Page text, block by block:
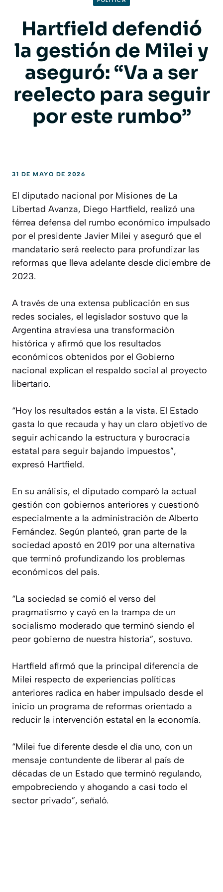
Hartfield defendió
la gestión de Milei y
aseguró: “Va a ser
reelecto para seguir
por este rumbo”
31 DE MAYO DE 2026
El diputado nacional por Misiones de La
Libertad Avanza, Diego Hartfield, realizó una
férrea defensa del rumbo económico impulsado
por el presidente Javier Milei y aseguró que el
mandatario será reelecto para profundizar las
reformas que lleva adelante desde diciembre de
2023.
A través de una extensa publicación en sus
redes sociales, el legislador sostuvo que la
Argentina atraviesa una transformación
histórica y afirmó que los resultados
económicos obtenidos por el Gobierno
nacional explican el respaldo social al proyecto
libertario.
“Hoy los resultados están a la vista. El Estado
gasta lo que recauda y hay un claro objetivo de
seguir achicando la estructura y burocracia
estatal para seguir bajando impuestos”,
expresó Hartfield.
En su análisis, el diputado comparó la actual
gestión con gobiernos anteriores y cuestionó
especialmente a la administración de Alberto
Fernández. Según planteó, gran parte de la
sociedad apostó en 2019 por una alternativa
que terminó profundizando los problemas
económicos del país.
“La sociedad se comió el verso del
pragmatismo y cayó en la trampa de un
socialismo moderado que terminó siendo el
peor gobierno de nuestra historia”, sostuvo.
Hartfield afirmó que la principal diferencia de
Milei respecto de experiencias políticas
anteriores radica en haber impulsado desde el
inicio un programa de reformas orientado a
reducir la intervención estatal en la economía.
“Milei fue diferente desde el día uno, con un
mensaje contundente de liberar al país de
décadas de un Estado que terminó regulando,
empobreciendo y ahogando a casi todo el
sector privado”, señaló.